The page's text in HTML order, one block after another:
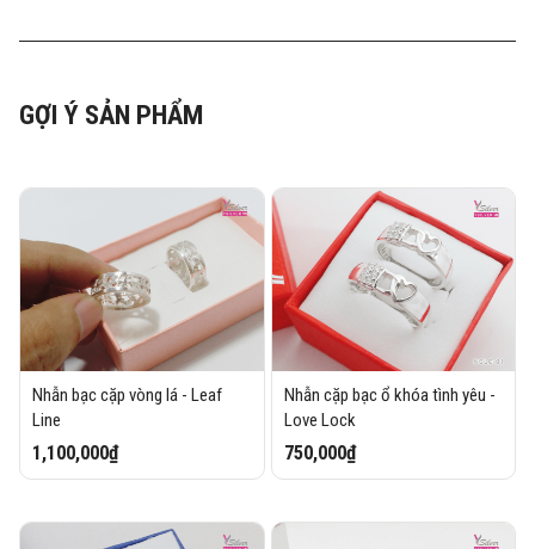
GỢI Ý SẢN PHẨM
Nhẫn bạc cặp vòng lá - Leaf
Line
1,100,000₫
Nhẫn cặp bạc ổ khóa tình yêu -
Love Lock
750,000₫